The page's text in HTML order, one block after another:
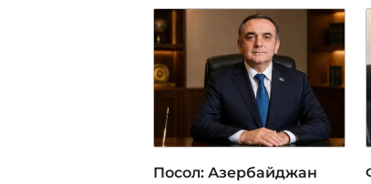
Посол: Азербайджан